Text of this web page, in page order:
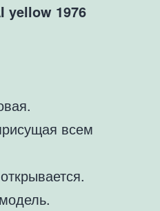
yellow 1976
всем